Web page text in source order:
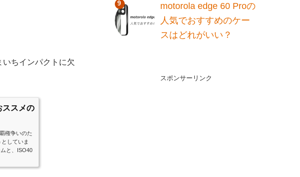
ちインパクトに欠
ススメの
権争いのた
していま
と、ISO40
motorola edge 60 Proの
人気でおすすめのケー
スはどれがいい？
スポンサーリンク